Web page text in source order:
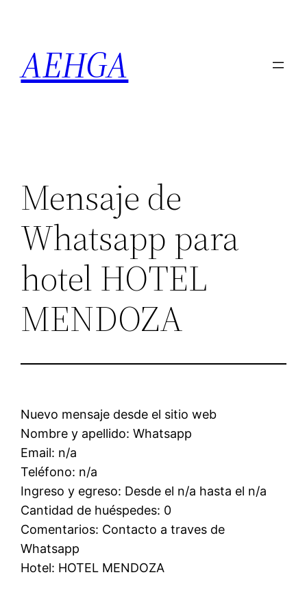
contenido
AEHGA
Mensaje de
Whatsapp para
hotel HOTEL
MENDOZA
Nuevo mensaje desde el sitio web
Nombre y apellido: Whatsapp
Email: n/a
Teléfono: n/a
Ingreso y egreso: Desde el n/a hasta el n/a
Cantidad de huéspedes: 0
Comentarios: Contacto a traves de
Whatsapp
Hotel: HOTEL MENDOZA